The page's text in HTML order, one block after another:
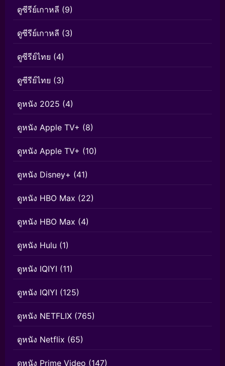
ดูซีรีย์เกาหลี (9)
ดูซีรีย์เกาหลี (3)
ดูซีรีย์ไทย (4)
ดูซีรีย์ไทย (3)
ดูหนัง 2025 (4)
ดูหนัง Apple TV+ (8)
ดูหนัง Apple TV+ (10)
ดูหนัง Disney+ (41)
ดูหนัง HBO Max (22)
ดูหนัง HBO Max (4)
ดูหนัง Hulu (1)
ดูหนัง IQIYI (11)
ดูหนัง IQIYI (125)
ดูหนัง NETFLIX (765)
ดูหนัง Netflix (65)
ดูหนัง Prime Video (147)